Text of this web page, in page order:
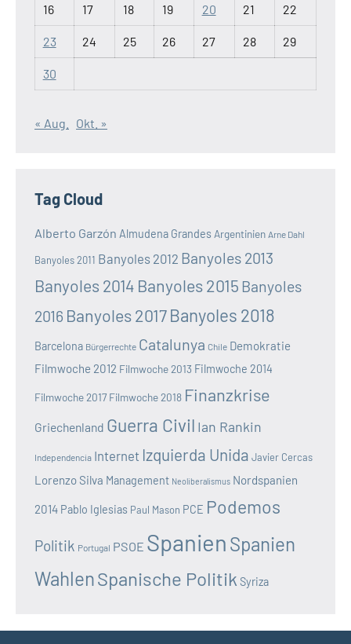
16 17 18 19 20 21 22
23 24 25 26 27 28 29
30
« Aug. Okt. »
Tag Cloud
Alberto Garzón Almudena Grandes Argentinien Arne Dahl
Banyoles 2011 Banyoles 2012 Banyoles 2013
Banyoles 2014 Banyoles 2015 Banyoles
2016 Banyoles 2017 Banyoles 2018
Barcelona Bürgerrechte Catalunya Chile Demokratie
Filmwoche 2012 Filmwoche 2013 Filmwoche 2014
Filmwoche 2017 Filmwoche 2018 Finanzkrise
Griechenland Guerra Civil Ian Rankin
Independencia Internet Izquierda Unida Javier Cercas
Lorenzo Silva Management Neoliberalismus Nordspanien
2014 Pablo Iglesias Paul Mason PCE Podemos
Politik Portugal PSOE Spanien Spanien
WahlenSpanische Politik Syriza